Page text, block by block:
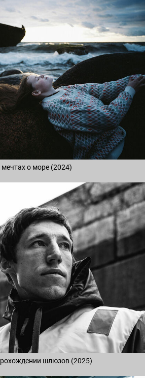
о море (2024)
шлюзов (2025)